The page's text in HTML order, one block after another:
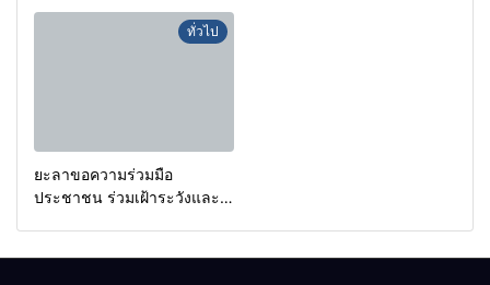
กรองเตือนเฝ้าระวังแกนนำสั่ง
ทั่วไป
ยะลาขอความร่วมมือ
ประชาชน ร่วมเฝ้าระวังและ